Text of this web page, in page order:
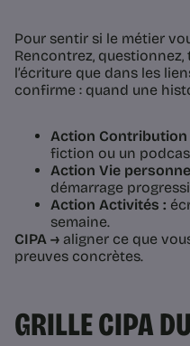
Pour sentir si le métier
Rencontrez,
l’écriture que dans les
confirme : quand une
Action Contribution
fiction ou un
Action Vie
démarrage
Action Activités :
semaine.
CIPA → aligner ce que
preuves concrètes.
GRILLE CIPA